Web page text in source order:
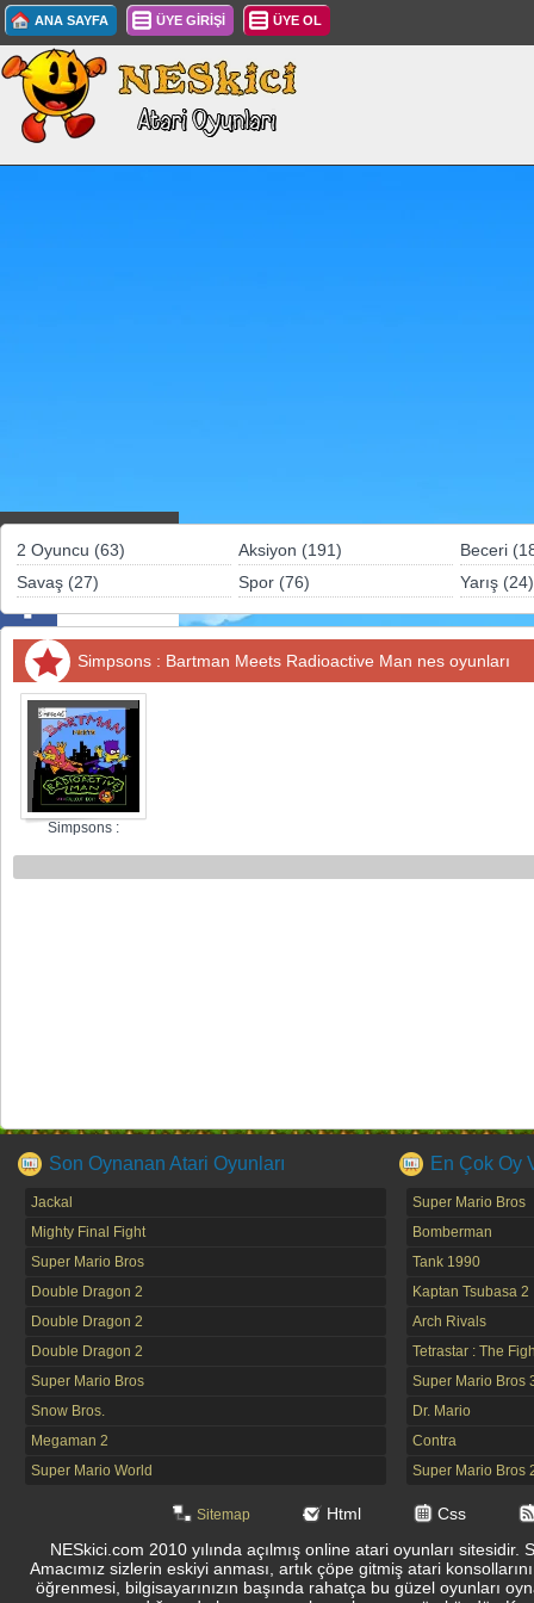
ANA SAYFA ÜYE GİRİŞİ ÜYE OL
Sosyal
Facebook
Twitter
Instagram
Pinterest
2 Oyuncu (63) Aksiyon (191)
Beceri
Savaş (27)
Spor (76) Yarış (24)
Simpsons : Bartman Meets Radioactive Man nes oyunları
Simpsons :
Son Oynanan Atari Oyunları
Jackal
Mighty Final Fight
Super Mario Bros
Double Dragon 2
Double Dragon 2
Double Dragon 2
Super Mario Bros
Snow Bros.
Megaman 2
Super Mario World
En Çok Oy
Super Mario Bros
Bomberman
Tank 1990
Kaptan Tsubasa 2
Arch Rivals
Tetrastar : The
Super Mario Bros
Dr. Mario
Contra
Super Mario Bros
Sitemap Html
Css
NESkici.com 2010 yılında açılmış online atari oyunları
Amacımız sizlerin eskiyi anması, artık çöpe gitmiş atari
öğrenmesi, bilgisayarınızın başında rahatça bu güzel oyunları